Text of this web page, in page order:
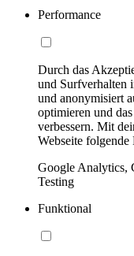
Performance
Durch das
und Surfverhalten
und anonymisiert
optimieren und
verbessern. Mit
Webseite folgende
Google Analytics,
Testing
Funktional